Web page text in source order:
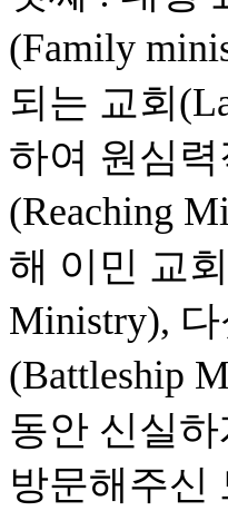
(Family
되는 교회
하여 원심
(Reaching
해 이민 교
Ministry),
(Battleship
동안 신실
방문해주신